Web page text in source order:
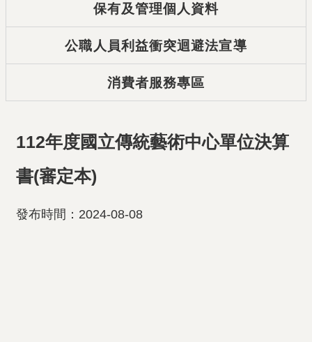
保有及管理個人資料
公職人員利益衝突迴避法宣導
消費者服務專區
112年度國立傳統藝術中心單位決算
書(審定本)
發布時間：2024-08-08